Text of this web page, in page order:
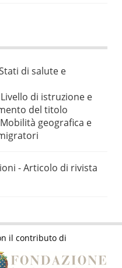
di salute e
Livello di istruzione e
del titolo
Mobilità geografica e
- Articolo di rivista
il contributo di